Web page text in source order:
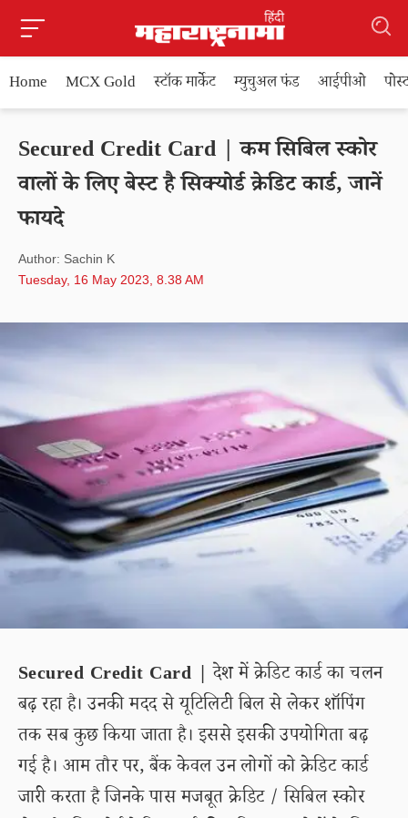
Home MCX Gold स्टॉक मार्केट म्युचुअल फंड आईपीओ
Secured Credit Card | कम सिबिल स्कोर
वालों के लिए बेस्ट है सिक्योर्ड क्रेडिट कार्ड, जानें
फायदे
Author: Sachin K
Tuesday, 16 May 2023, 8.38 AM
Secured Credit Card | देश में क्रेडिट कार्ड का चलन
बढ़ रहा है। उनकी मदद से यूटिलिटी बिल से लेकर शॉपिंग
तक सब कुछ किया जाता है। इससे इसकी उपयोगिता बढ़
गई है। आम तौर पर, बैंक केवल उन लोगों को क्रेडिट कार्ड
जारी करता है जिनके पास मजबूत क्रेडिट / सिबिल स्कोर